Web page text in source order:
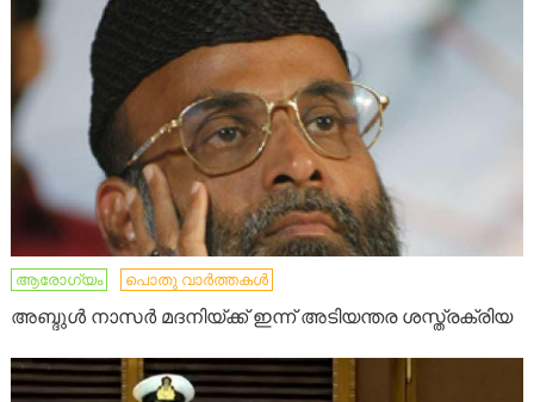
ആരോഗ്യം പൊതു വാർത്തകൾ
അബ്ദുള്‍ നാസര്‍ മദനിയ്ക്ക് ഇന്ന് അടിയന്തര ശസ്ത്രക്രിയ